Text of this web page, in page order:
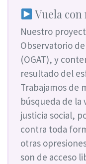
Vuela con
Nuestro
Observatorio
(OGAT), y
resultado del
Trabajamos de
búsqueda de la
justicia social,
contra toda
otras
son de acceso